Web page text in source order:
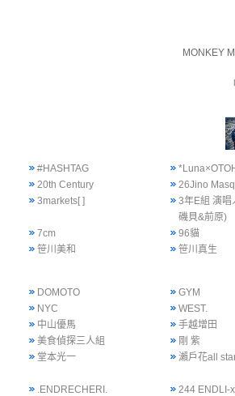
MONKEY
#HASHTAG
20th Century
26Jino
3markets[ ]
3年E組 演唱
磯貝&前原)
7cm
96貓
笹川美和
笹川真生
DOMOTO
GYM
NYC
WEST.
中山優馬
手越增田
美食偵探三人組
剛 紫
堂本光一
瀨戶花all
.ENDRECHERI.
244 ENDLI-x